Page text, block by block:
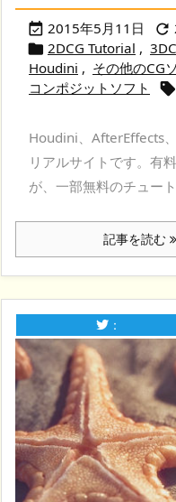
 2015年5月11日 
 2DCG Tutorial ,
Houdini , その他のCG
コンポジットソフト

Houdini、AfterEffects
リアルサイトです。有
が、一部無料のチュー
記事を読む
：